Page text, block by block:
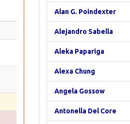
Alan G. Poindexter
Alejandro Sabella
Aleka Papariga
Alexa Chung
Angela Gossow
Antonella Del Core